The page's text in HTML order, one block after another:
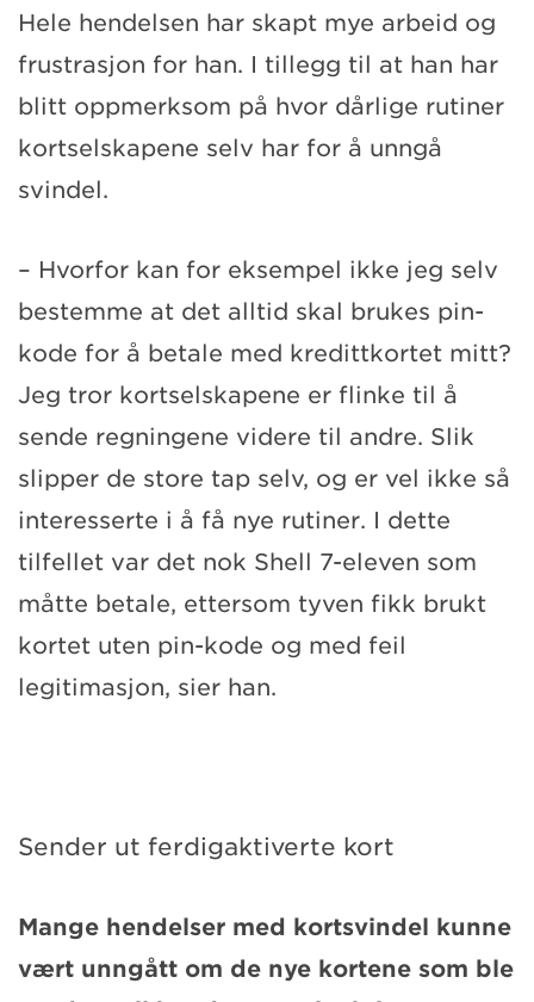
Hele hendelsen har skapt mye arbeid og
frustrasjon for han. I tillegg til at han har
blitt oppmerksom på hvor dårlige rutiner
kortselskapene selv har for å unngå
svindel.
– Hvorfor kan for eksempel ikke jeg selv
bestemme at det alltid skal brukes pin-
kode for å betale med kredittkortet mitt?
Jeg tror kortselskapene er flinke til å
sende regningene videre til andre. Slik
slipper de store tap selv, og er vel ikke så
interesserte i å få nye rutiner. I dette
tilfellet var det nok Shell 7-eleven som
måtte betale, ettersom tyven fikk brukt
kortet uten pin-kode og med feil
legitimasjon, sier han.
Sender ut ferdigaktiverte kort
Mange hendelser med kortsvindel kunne
vært unngått om de nye kortene som ble